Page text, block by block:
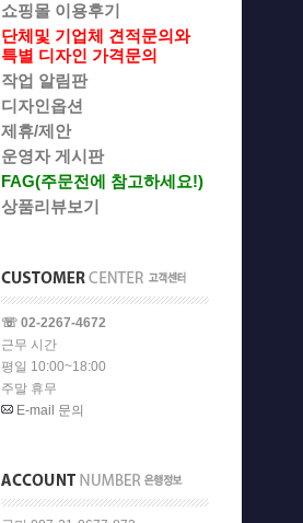
쇼핑몰 이용후기
단체및 기업체 견적문의와
특별 디자인 가격문의
작업 알림판
디자인옵션
제휴/제안
운영자 게시판
FAG(주문전에 참고하세요!)
상품리뷰보기
☏ 02-2267-4672
근무 시간
평일 10:00~18:00
주말 휴무
E-mail 문의